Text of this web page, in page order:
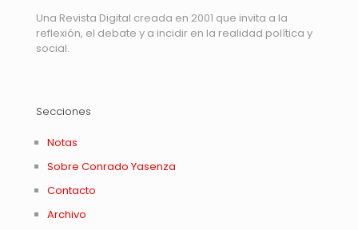
Una Revista Digital creada en 2001 que invita a la
reflexión, el debate y a incidir en la realidad política y
social.
Secciones
Notas
Sobre Conrado Yasenza
Contacto
Archivo